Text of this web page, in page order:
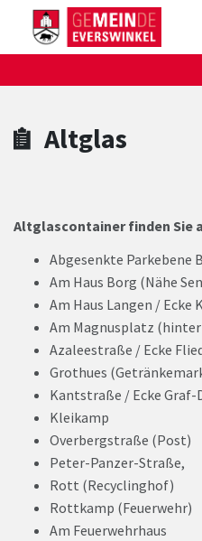
Zum Header
Zum
Zum Footer
Zum Hauptinhalt springen
Altglas
Altglascontainer finden Sie
Abgesenkte Parkebene
Am Haus Borg (Nähe
Am Haus Langen /
Am Magnusplatz
Azaleestraße / Ecke
Grothues
Kantstraße / Ecke
Kleikamp
Overbergstraße (Post)
Peter-Panzer-Straße,
Rott (Recyclinghof)
Rottkamp (Feuerwehr)
Am Feuerwehrhaus